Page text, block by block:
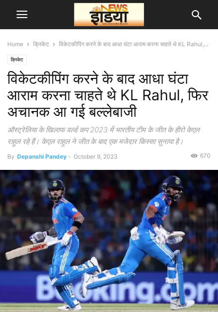
Home क्रिकेट विकेटकीपिंग करने के बाद आधा घंटा आराम करना चाहते थे KL Rahul,...
क्रिकेट
विकेटकीपिंग करने के बाद आधा घंटा
आराम करना चाहते थे KL Rahul, फिर
अचानक आ गई बल्लेबाजी
ऑस्ट्रेलिया के खिलाफ वर्ल्ड कप 2023 में भारतीय टीम के जीत के हीरो केएल
राहुल रहे हैं। केएल राहुल ने जीत के बाद एक मजेदार किस्सा सुनाया है।
By Depanshi Pandey - October 9, 2023 670